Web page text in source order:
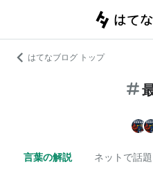
はてなブログ トップ
言葉の解説 ネットで話題